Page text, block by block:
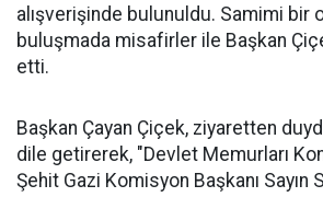
alışverişinde bulunuldu. Samimi bir
buluşmada misafirler ile Başkan
etti.
Başkan Çayan Çiçek, ziyaretten
dile getirerek, "Devlet Memurları
Şehit Gazi Komisyon Başkanı Sayın